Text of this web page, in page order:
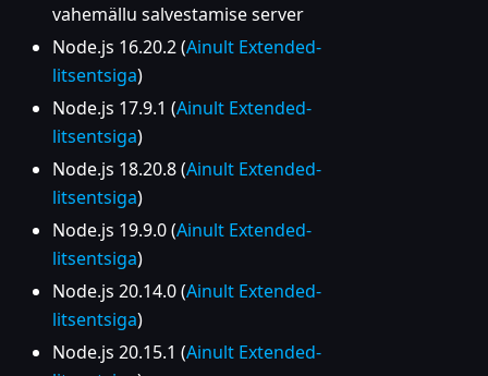
vahemällu salvestamise server
Node.js 16.20.2 (Ainult Extended-
litsentsiga)
Node.js 17.9.1 (Ainult Extended-
litsentsiga)
Node.js 18.20.8 (Ainult Extended-
litsentsiga)
Node.js 19.9.0 (Ainult Extended-
litsentsiga)
Node.js 20.14.0 (Ainult Extended-
litsentsiga)
Node.js 20.15.1 (Ainult Extended-